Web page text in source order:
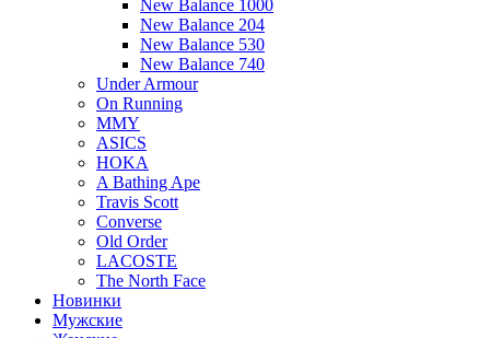
New Balance 1000
New Balance 204
New Balance 530
New Balance 740
Under Armour
On Running
MMY
ASICS
HOKA
A Bathing Ape
Travis Scott
Converse
Old Order
LACOSTE
The North Face
Новинки
Мужские